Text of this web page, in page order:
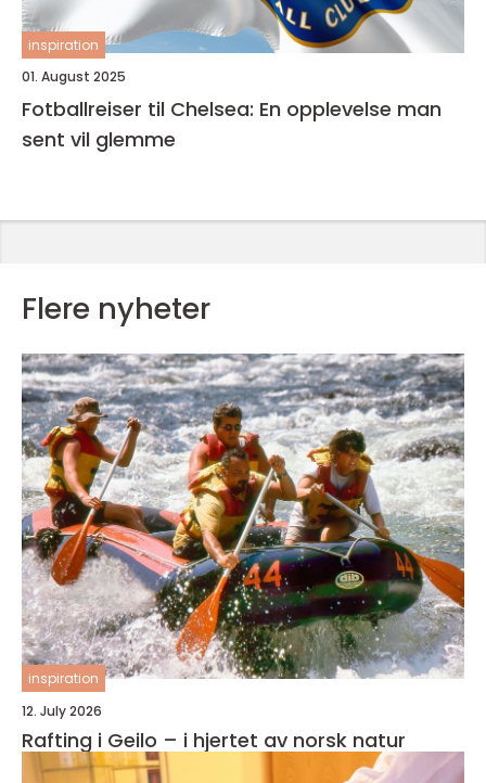
inspiration
01. August 2025
Fotballreiser til Chelsea: En opplevelse man
sent vil glemme
Flere nyheter
inspiration
12. July 2026
Rafting i Geilo – i hjertet av norsk natur